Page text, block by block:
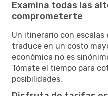
Examina todas las
comprometerte
Un itinerario con
traduce en un costo
económica no es
Tómate el tiempo para
posibilidades.